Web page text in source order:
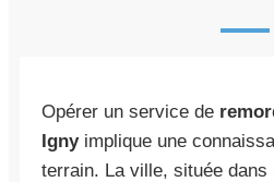
Opérer un service de
Ignyimplique une
terrain. La ville, située dans